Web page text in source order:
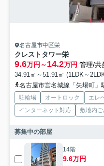
名古屋市中区栄
クレストタワー栄
9.6万円～14.2万円 管理/共
34.91㎡～51.91㎡ (1LDK～
名古屋市営名城線「矢場町」
駐輪場 オートロック エレ
インターネット対応
敷地内
募集中の部屋
14階
9.6万円